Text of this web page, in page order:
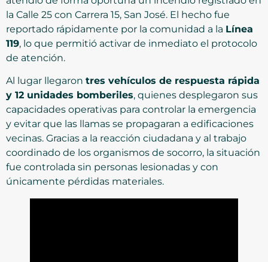
la Calle 25 con Carrera 15, San José. El hecho fue
reportado rápidamente por la comunidad a la Línea
119, lo que permitió activar de inmediato el protocolo
de atención.
Al lugar llegaron tres vehículos de respuesta rápida
y 12 unidades bomberiles, quienes desplegaron sus
capacidades operativas para controlar la emergencia
y evitar que las llamas se propagaran a edificaciones
vecinas. Gracias a la reacción ciudadana y al trabajo
coordinado de los organismos de socorro, la situación
fue controlada sin personas lesionadas y con
únicamente pérdidas materiales.